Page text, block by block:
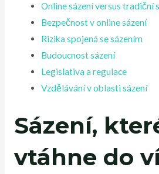
Online sázení versus tradiční
Bezpečnost v online sázení
Rizika spojená se sázením
Budoucnost sázení
Legislativa a regulace
Vzdělávání v oblasti sázení
Sázení,
vtáhne do